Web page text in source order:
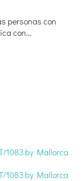
personas con
con...